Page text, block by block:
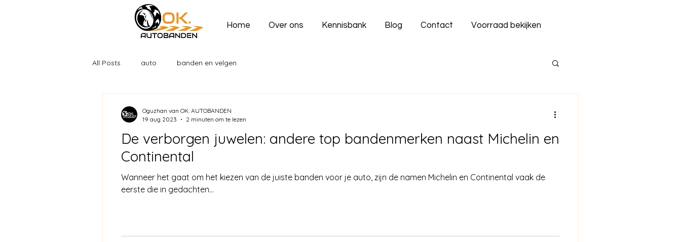
Home Over ons Kennisbank Blog Contact Voorraad bekijken
All Posts auto banden en velgen
De verborgen juwelen: andere top bandenmerken naast Michelin en
Continental
Wanneer het gaat om het kiezen van de juiste banden voor je auto, zijn de namen Michelin en Continental vaak de
eerste die in gedachten...
Oguzhan van OK. AUTOBANDEN
19 aug 2023
2 minuten om te lezen